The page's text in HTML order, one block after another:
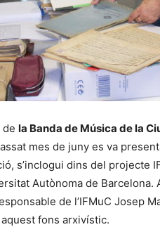
de la Banda de Música de la
mes de juny es va
s’inclogui dins del projecte
Autònoma de
de l’IFMuC Josep
fons arxivístic.